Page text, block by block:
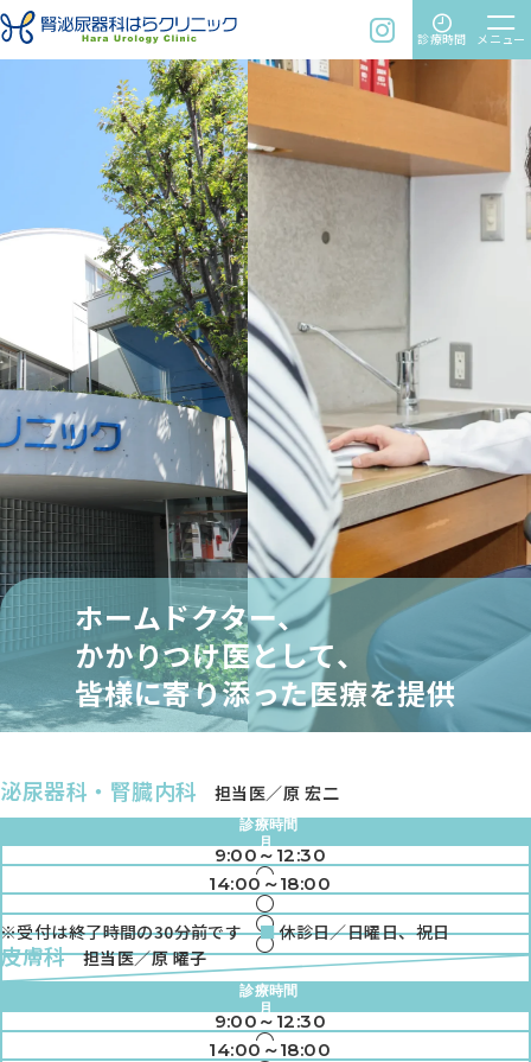
instagram time
診療時間
menu
メニュー
ホームドクター、
かかりつけ医として、
皆様に寄り添った医療を提供
泌尿器科・腎臓内科 担当医／原 宏二
診療時間
月
火
水
木
金
土
9:00～12:30
●
●
●
●
●
14:00～18:00
●
●
●
●
※受付は終了時間の30分前です 休診日／日曜日、祝日
皮膚科 担当医／原 曜子
診療時間
月
火
水
9:00～12:30
●
14:00～18:00